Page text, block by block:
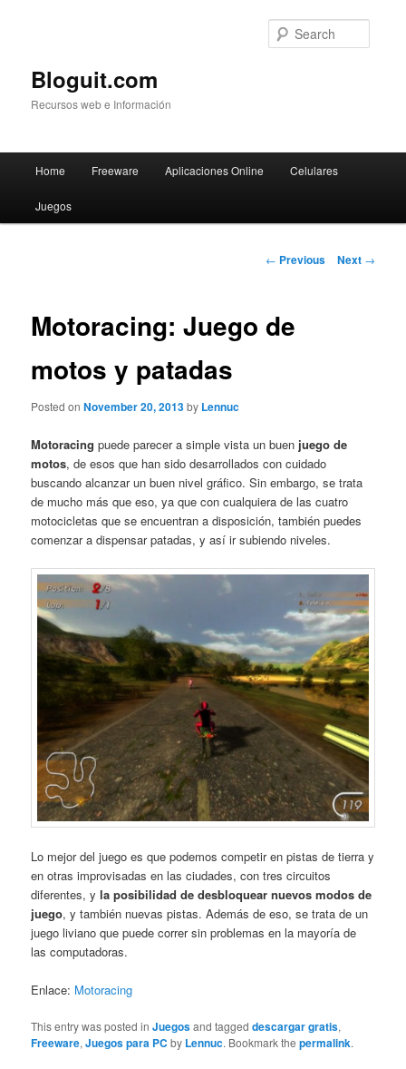
Bloguit.com
Recursos web e Información
Skip
to
Home Freeware Aplicaciones Online Celulares
Juegos
Post
← Previous Next →
Motoracing: Juego de
motos y patadas
Posted onNovember 20, 2013by Lennuc
Motoracing puede parecer a simple vista un buen juego de
motos, de esos que han sido desarrollados con cuidado
buscando alcanzar un buen nivel gráfico. Sin embargo, se trata
de mucho más que eso, ya que con cualquiera de las cuatro
motocicletas que se encuentran a disposición, también puedes
comenzar a dispensar patadas, y así ir subiendo niveles.
Lo mejor del juego es que podemos competir en pistas de tierra y
en otras improvisadas en las ciudades, con tres circuitos
diferentes, yla posibilidad de desbloquear nuevos modos de
juego, y también nuevas pistas. Además de eso, se trata de un
juego liviano que puede correr sin problemas en la mayoría de
las computadoras.
Enlace: Motoracing
This entry was posted inJuegosand taggeddescargar gratis,
Freeware,Juegos para PC by Lennuc. Bookmark thepermalink.